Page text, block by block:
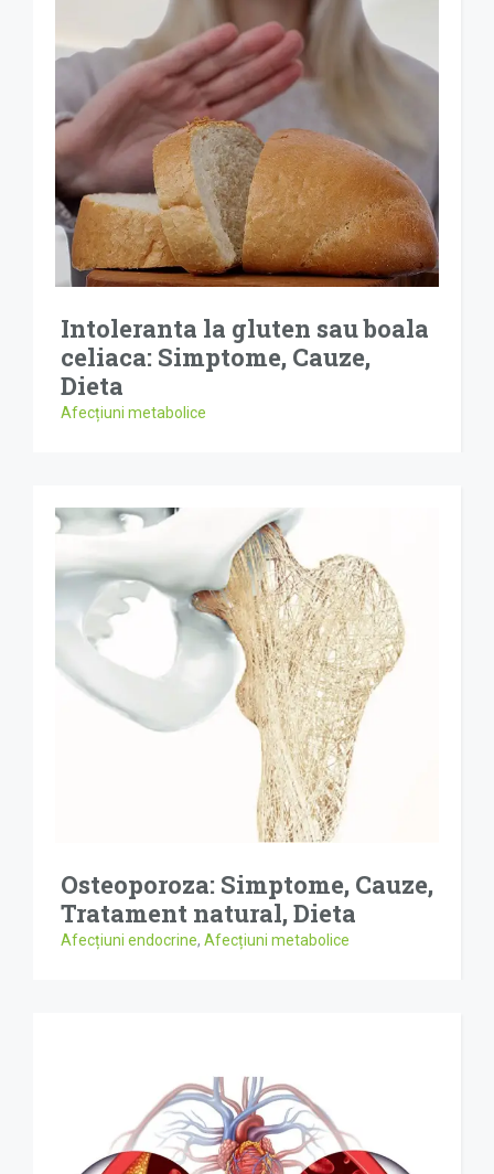
Intoleranta la gluten sau boala
celiaca: Simptome, Cauze,
Dieta
Afecțiuni metabolice
Osteoporoza: Simptome, Cauze,
Tratament natural, Dieta
Afecțiuni endocrine, Afecțiuni metabolice